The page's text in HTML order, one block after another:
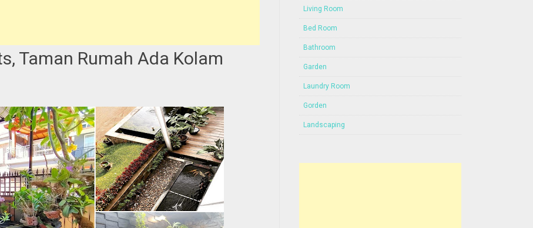
Taman Rumah Ada Kolam
Living Room
Bed Room
Bathroom
Garden
Laundry Room
Gorden
Landscaping